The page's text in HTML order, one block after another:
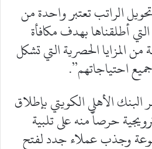
الراتب تعتبر واحدة من
أطلقناها بهدف مكافأة
المزايا الحصرية التي تشكل
احتياجاتهم”.
الأهلي الكويتي بإطلاق
حرصاً منه على تلبية
وجذب عملاء جدد لفتح